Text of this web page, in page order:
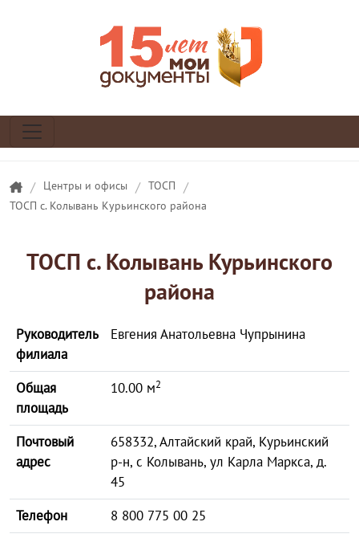
/ Центры и офисы / ТОСП /
ТОСП с. Колывань Курьинского района
ТОСП с. Колывань Курьинского
района
Руководитель
филиала
Евгения Анатольевна Чупрынина
Общая
площадь
10.00 м2
Почтовый
адрес
658332, Алтайский край, Курьинский
р-н, с Колывань, ул Карла Маркса, д.
45
Телефон
8 800 775 00 25